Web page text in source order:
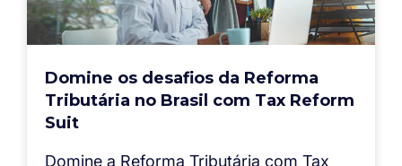
Domine os desafios da Reforma
Tributária no Brasil com Tax Reform
Suit
Domine a Reforma Tributária com Tax